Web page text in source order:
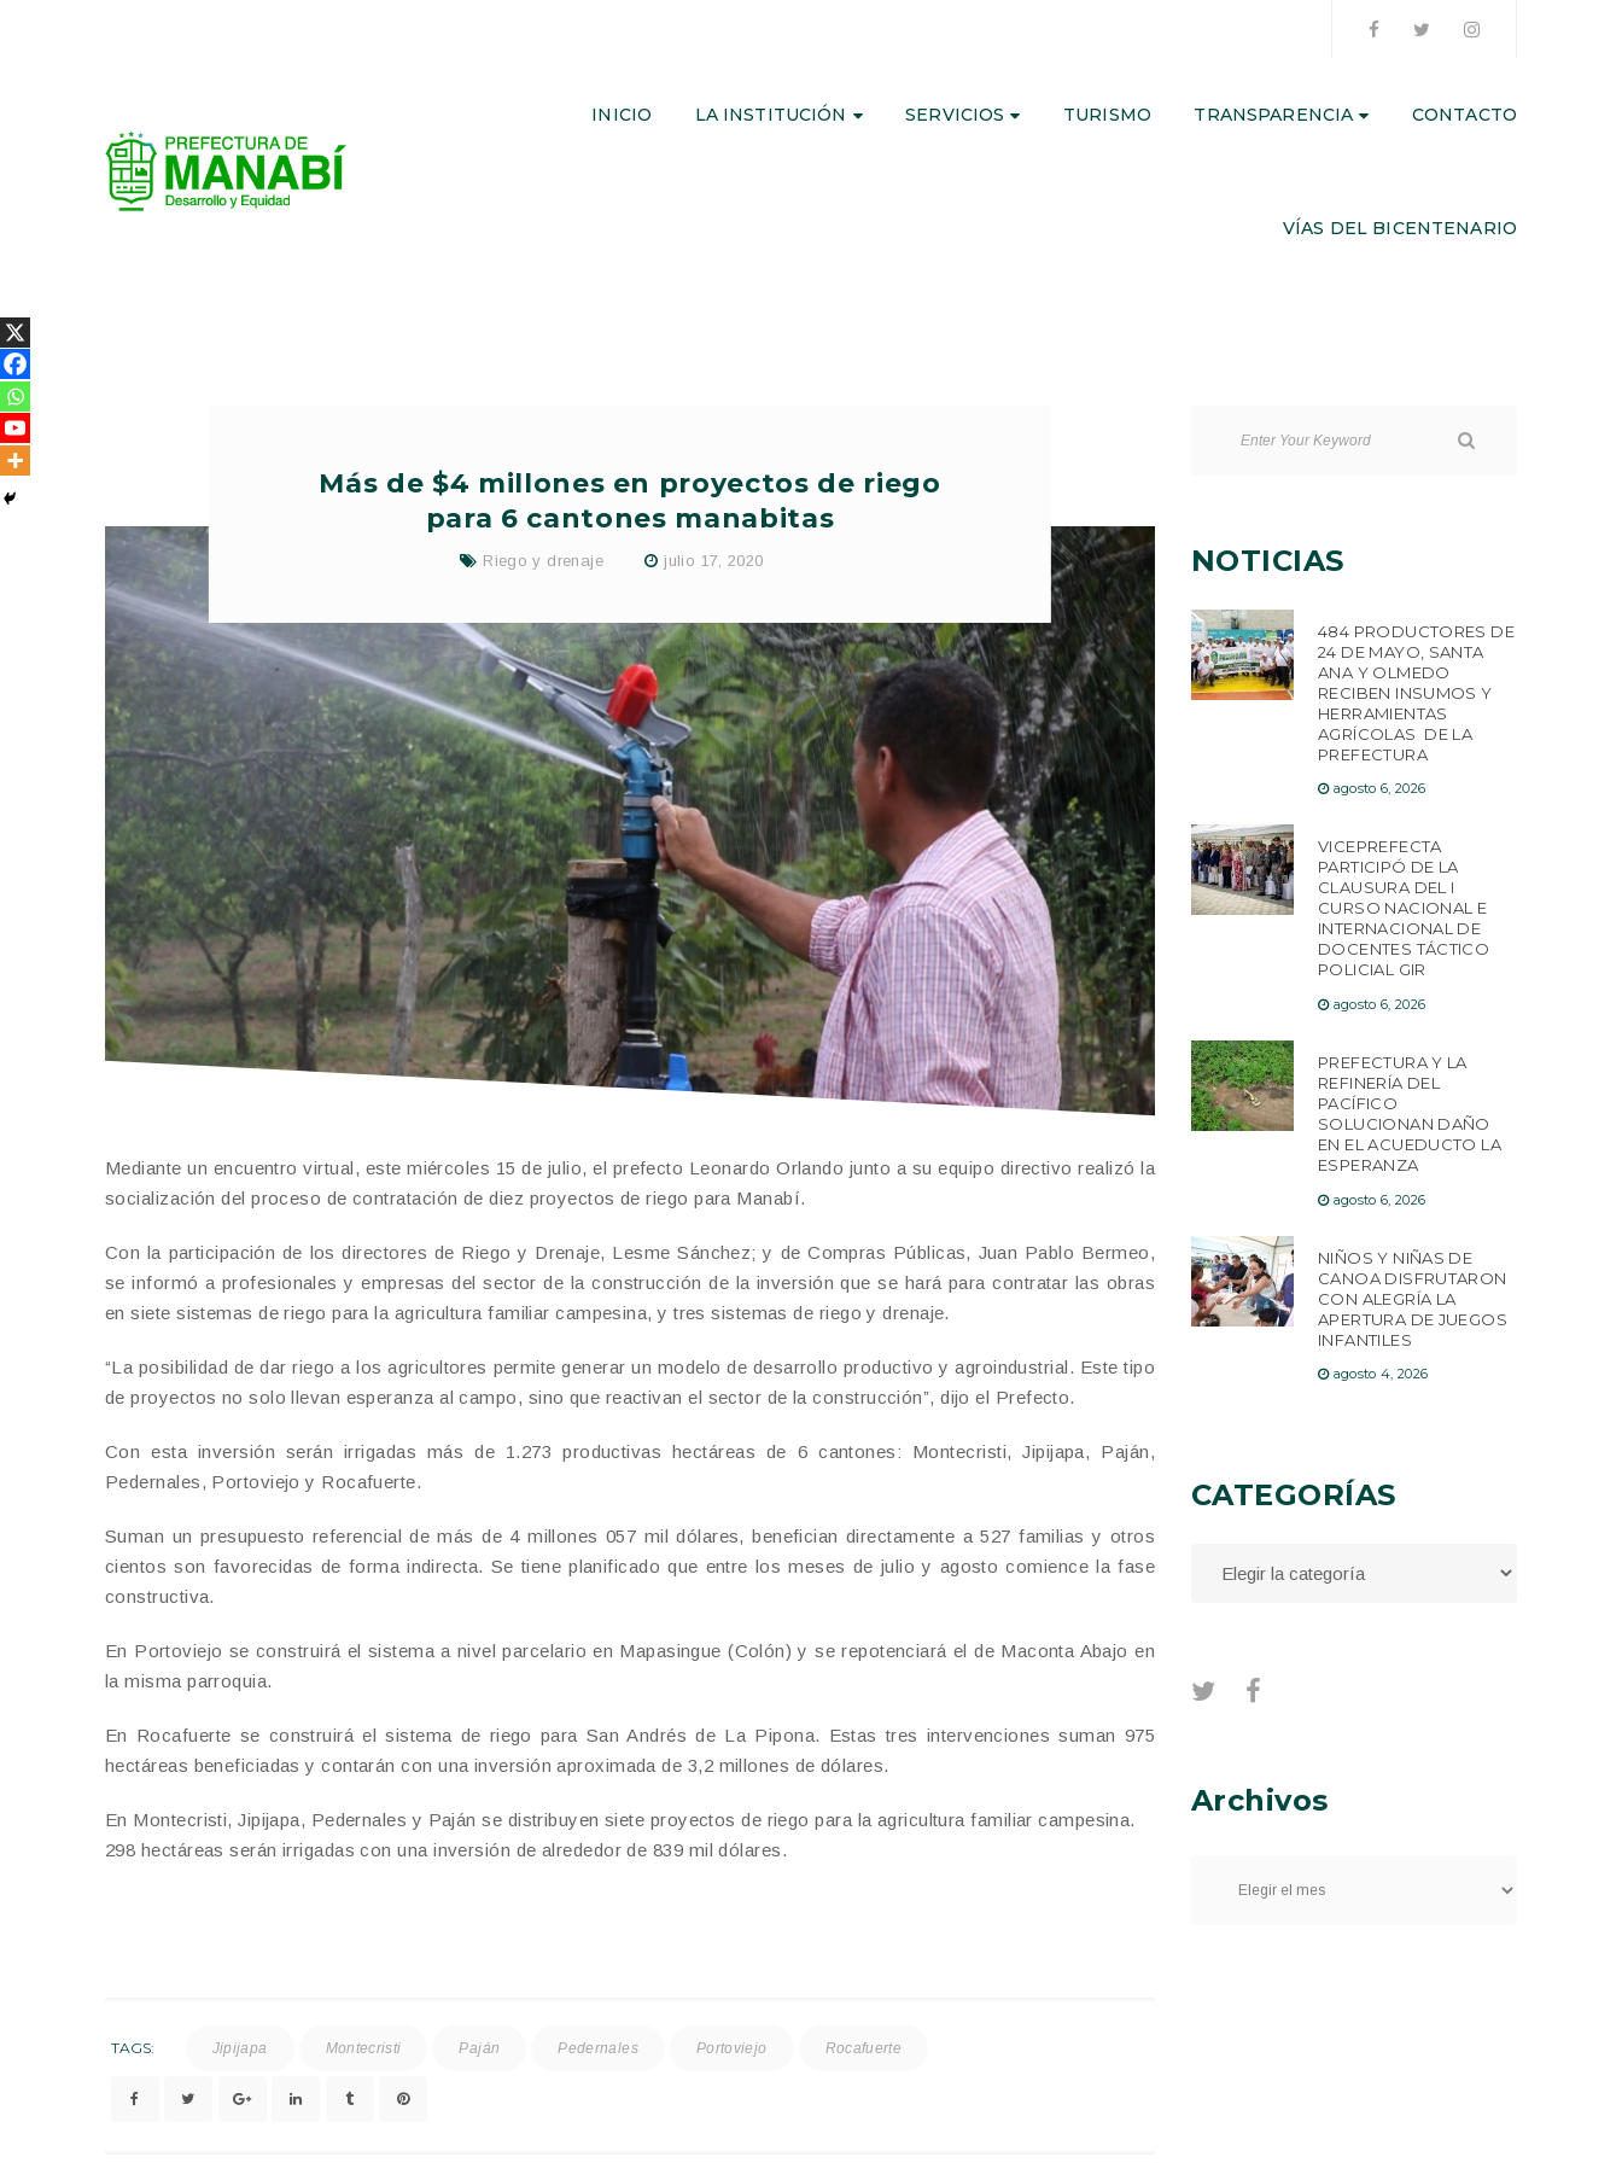
INICIO LA INSTITUCIÓN SERVICIOS TURISMO TRANSPARENCIA CONTACTO
VÍAS DEL BICENTENARIO
Más de $4 millones en proyectos de riego
para 6 cantones manabitas
Riego y drenaje julio 17, 2020
Mediante un encuentro virtual, este miércoles 15 de julio, el prefecto Leonardo Orlando junto a su equipo directivo realizó la
socialización del proceso de contratación de diez proyectos de riego para Manabí.
Con la participación de los directores de Riego y Drenaje, Lesme Sánchez; y de Compras Públicas, Juan Pablo Bermeo,
se informó a profesionales y empresas del sector de la construcción de la inversión que se hará para contratar las obras
en siete sistemas de riego para la agricultura familiar campesina, y tres sistemas de riego y drenaje.
“La posibilidad de dar riego a los agricultores permite generar un modelo de desarrollo productivo y agroindustrial. Este tipo
de proyectos no solo llevan esperanza al campo, sino que reactivan el sector de la construcción”, dijo el Prefecto.
Con esta inversión serán irrigadas más de 1.273 productivas hectáreas de 6 cantones: Montecristi, Jipijapa, Paján,
Pedernales, Portoviejo y Rocafuerte.
Suman un presupuesto referencial de más de 4 millones 057 mil dólares, benefician directamente a 527 familias y otros
cientos son favorecidas de forma indirecta. Se tiene planificado que entre los meses de julio y agosto comience la fase
constructiva.
En Portoviejo se construirá el sistema a nivel parcelario en Mapasingue (Colón) y se repotenciará el de Maconta Abajo en
la misma parroquia.
En Rocafuerte se construirá el sistema de riego para San Andrés de La Pipona. Estas tres intervenciones suman 975
hectáreas beneficiadas y contarán con una inversión aproximada de 3,2 millones de dólares.
En Montecristi, Jipijapa, Pedernales y Paján se distribuyen siete proyectos de riego para la agricultura familiar campesina.
298 hectáreas serán irrigadas con una inversión de alrededor de 839 mil dólares.
TAGS: Jipijapa Montecristi Paján Pedernales Portoviejo Rocafuerte
NOTICIAS
484 PRODUCTORES DE
24 DE MAYO, SANTA
ANA Y OLMEDO
RECIBEN INSUMOS Y
HERRAMIENTAS
AGRÍCOLAS DE LA
PREFECTURA
agosto 6, 2026
VICEPREFECTA
PARTICIPÓ DE LA
CLAUSURA DEL I
CURSO NACIONAL E
INTERNACIONAL DE
DOCENTES TÁCTICO
POLICIAL GIR
agosto 6, 2026
PREFECTURA Y LA
REFINERÍA DEL
PACÍFICO
SOLUCIONAN DAÑO
EN EL ACUEDUCTO LA
ESPERANZA
agosto 6, 2026
NIÑOS Y NIÑAS DE
CANOA DISFRUTARON
CON ALEGRÍA LA
APERTURA DE JUEGOS
INFANTILES
agosto 4, 2026
CATEGORÍAS
Archivos